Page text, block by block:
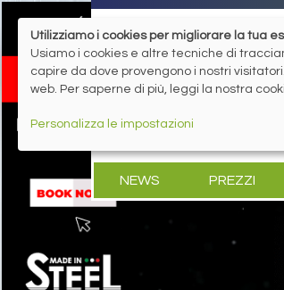
NEWS PREZZI
Utilizziamo i cookies per migliorare la tua
Usiamo i cookies e altre tecniche di
capire da dove provengono i nostri
web. Per saperne di più, leggi la nostra
Personalizza le impostazioni